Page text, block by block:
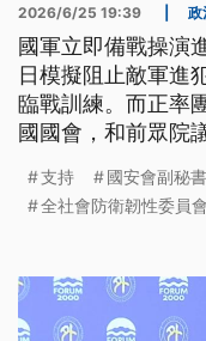
2026/6/25 19:39 政
國軍立即備戰操演
日模擬阻止敵軍進
臨戰訓練。而正率
國國會，和前眾院
支持 國安會副秘
全社會防衛韌性委員會